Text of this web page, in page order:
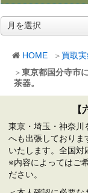
HOME
買取
東京都国分寺市
茶器。
ア
ー
東京・埼玉・神奈川
へも出張しておりま
いたします。全国対
※内容によってはご
ださい。